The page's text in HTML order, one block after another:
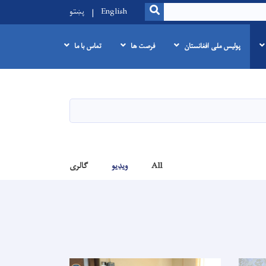
SEARCH
English پښتو
پولیس ملی افغانستان فرصت ها تماس با ما
All ویدیو گالری